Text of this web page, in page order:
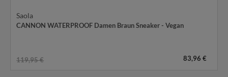
Saola
CANNON WATERPROOF Damen Braun Sneaker - Vegan
119,95 € 83,96 €